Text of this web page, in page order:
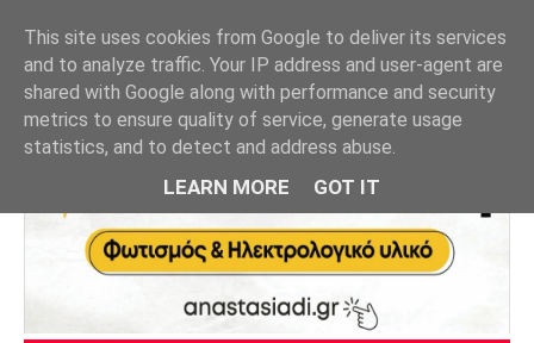
This site uses cookies from Google to deliver its services
and to analyze traffic. Your IP address and user-agent are
shared with Google along with performance and security
metrics to ensure quality of service, generate usage
statistics, and to detect and address abuse.
LEARN MORE GOT IT